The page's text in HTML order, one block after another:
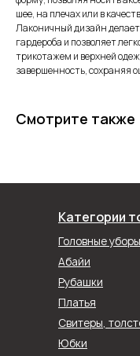
шее, на плечах или в
Лаконичный дизайн
гардероба и позволяет
трикотажем и верхней
завершенность, сохраняя
Смотрите также
Категории
Головные уборы
Абайи
Рубашки
Юбки
Платья
Свитеры,